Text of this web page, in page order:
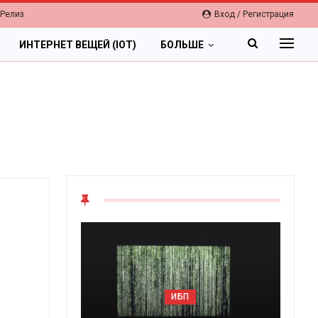
Вход / Регистрация
ИНТЕРНЕТ ВЕЩЕЙ (IOT) БОЛЬШЕ
ОБЛАКА
Цифровая экономика 2026.